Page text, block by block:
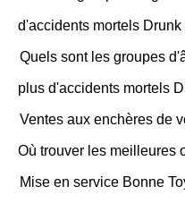
d'accidents mortels Drunk
Quels sont les groupes
plus d'accidents mortels
Ventes aux enchères de
Où trouver les meilleures
Mise en service Bonne